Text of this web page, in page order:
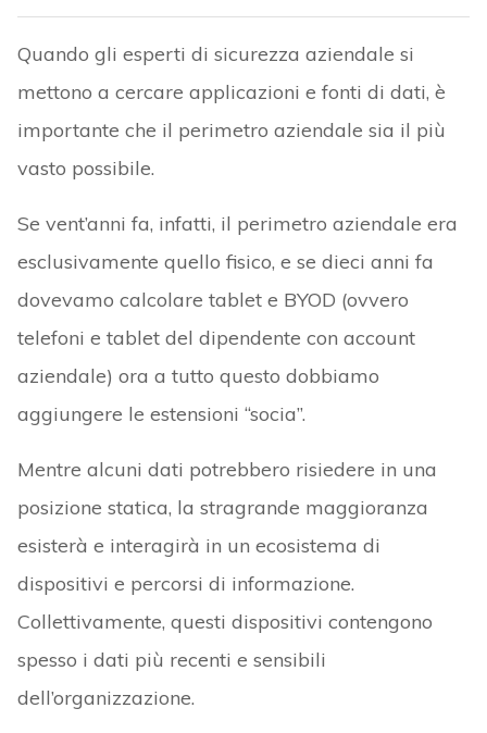
Quando gli esperti di sicurezza aziendale si
mettono a cercare applicazioni e fonti di dati, è
importante che il perimetro aziendale sia il più
vasto possibile.
Se vent’anni fa, infatti, il perimetro aziendale era
esclusivamente quello fisico, e se dieci anni fa
dovevamo calcolare tablet e BYOD (ovvero
telefoni e tablet del dipendente con account
aziendale) ora a tutto questo dobbiamo
aggiungere le estensioni “socia”.
Mentre alcuni dati potrebbero risiedere in una
posizione statica, la stragrande maggioranza
esisterà e interagirà in un ecosistema di
dispositivi e percorsi di informazione.
Collettivamente, questi dispositivi contengono
spesso i dati più recenti e sensibili
dell’organizzazione.